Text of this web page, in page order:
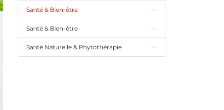
Santé & Bien-être
Santé & Bien-être
Santé Naturelle & Phytothérapie